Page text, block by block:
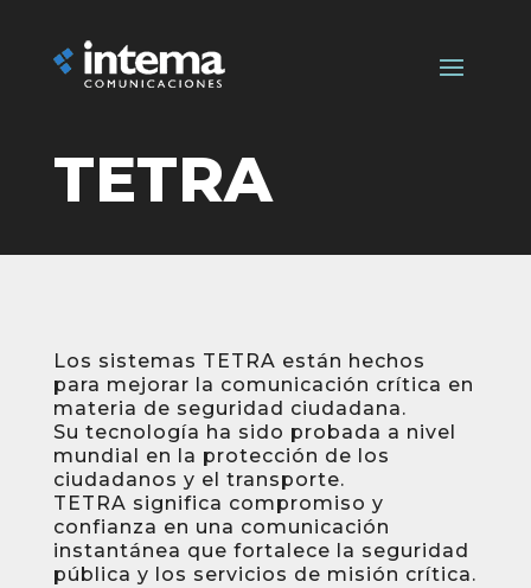
TETRA
Los sistemas TETRA están hechos
para mejorar la comunicación crítica en
materia de seguridad ciudadana.
Su tecnología ha sido probada a nivel
mundial en la protección de los
ciudadanos y el transporte.
TETRA significa compromiso y
confianza en una comunicación
instantánea que fortalece la seguridad
pública y los servicios de misión crítica.